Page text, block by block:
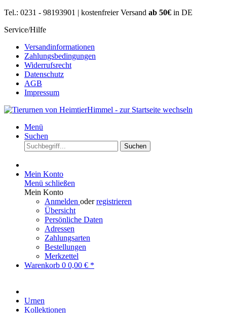
Tel.: 0231 - 98193901 | kostenfreier Versand ab 50€ in DE
Service/Hilfe
Versandinformationen
Zahlungsbedingungen
Widerrufsrecht
Datenschutz
AGB
Impressum
Menü
Suchen
Suchen
Mein Konto
Menü schließen
Mein Konto
Anmelden oderregistrieren
Übersicht
Persönliche Daten
Adressen
Zahlungsarten
Bestellungen
Merkzettel
Warenkorb 0 0,00 € *
Urnen
Kollektionen